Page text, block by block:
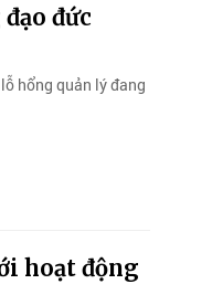
đức
hổng quản lý đang
hoạt động